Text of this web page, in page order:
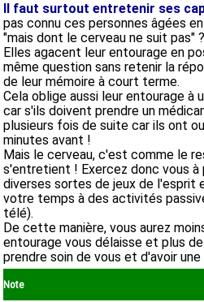
Il faut surtout entretenir ses
pas connu ces personnes âgées
"mais dont le cerveau ne suit pas" ?
Elles agacent leur entourage en
même question sans retenir la
de leur mémoire à court terme.
Cela oblige aussi leur entourage à
car s'ils doivent prendre un
plusieurs fois de suite car ils ont
minutes avant !
Mais le cerveau, c'est comme le
s'entretient ! Exercez donc vous à
diverses sortes de jeux de l'esprit
votre temps à des activités
télé).
De cette manière, vous aurez
entourage vous délaisse et plus
prendre soin de vous et d'avoir
Note